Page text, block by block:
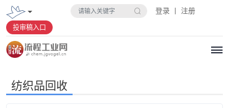
登录 丨 注册
投审稿入口
纺织品回收